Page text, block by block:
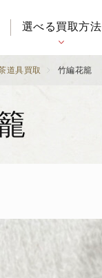
選べる買取方法
道具買取 竹編花籠